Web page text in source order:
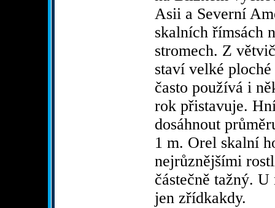
Asii a Severní
skalních římsách
stromech. Z
staví velké
často používá i
rok přistavuje.
dosáhnout
1 m. Orel skalní
nejrůznějšími
částečně tažný. U
jen zřídkakdy.